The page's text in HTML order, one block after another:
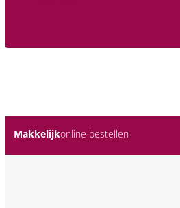
Makkelijkonline bestellen